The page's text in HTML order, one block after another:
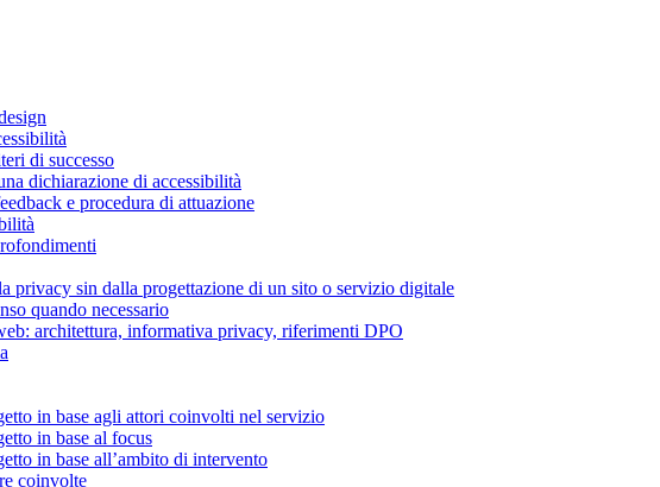
di successo
dichiarazione di accessibilità
e procedura di attuazione
privacy sin dalla progettazione di un sito o servizio digitale
quando necessario
architettura, informativa privacy, riferimenti DPO
in base agli attori coinvolti nel servizio
in base al focus
in base all’ambito di intervento
coinvolte